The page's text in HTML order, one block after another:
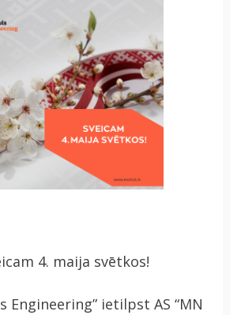
4. maija svētkos!
Engineering” ietilpst AS “MN